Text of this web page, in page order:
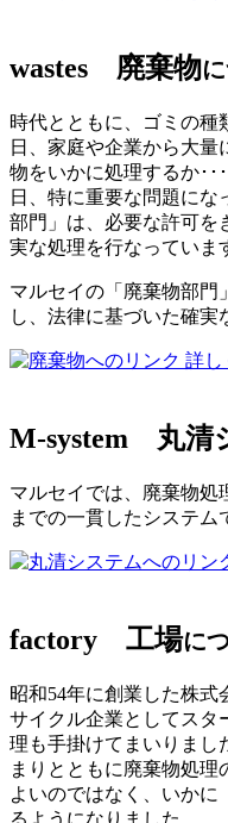
wastes 廃棄物
時代とともに、ゴミの種
日、家庭や企業から大
物をいかに処理するか･･
日、特に重要な問題に
部門」は、必要な許可を
実な処理を行なっていま
マルセイの「廃棄物部門
し、法律に基づいた確実
詳し
M-system 丸清
マルセイでは、廃棄物処
までの一貫したシステム
factory 工場に
昭和54年に創業した株式
サイクル企業としてスタ
理も手掛けてまいりまし
まりとともに廃棄物処
よいのではなく、いかに
るようになりました。